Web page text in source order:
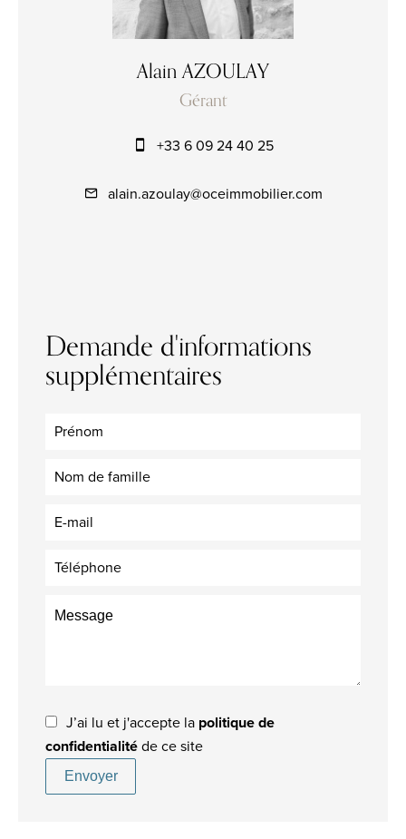
Alain AZOULAY
Gérant
+33 6 09 24 40 25
alain.azoulay@oceimmobilier.com
Demande d'informations
supplémentaires
J’ai lu et j'accepte la politique de
confidentialité de ce site
Envoyer